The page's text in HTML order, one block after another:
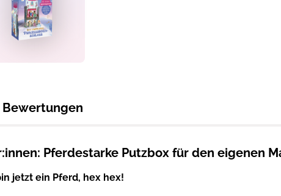
Bewertungen
Pferdestarke Putzbox für den eigenen
jetzt ein Pferd, hex hex!